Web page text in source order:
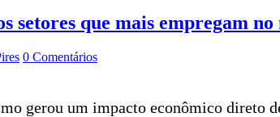
setores que mais empregam no
0 Comentários
gerou um impacto econômico direto